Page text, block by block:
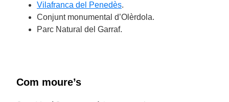
Vilafranca del Penedès.
Conjunt monumental d’Olèrdola.
Parc Natural del Garraf.
Com moure’s